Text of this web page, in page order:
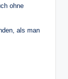
ohne
als man